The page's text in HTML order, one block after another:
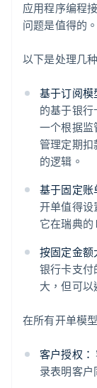
应用程序编程
问题是值得的。
以下是处理几
基于订阅模
的基于银
一个根据监
管理定期扣
的逻辑。
基于固定账
开单值得设
它在瑞典的
按固定金额
银行卡支付
大，但可以
在所有开单模
客户授权：
录表明客户